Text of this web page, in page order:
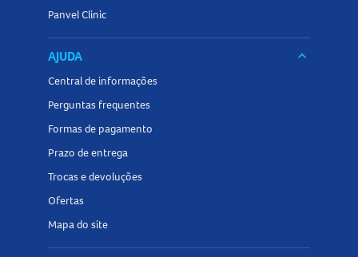
Panvel Clinic
AJUDA keyboard_arrow_down
Central de informações
Perguntas frequentes
Formas de pagamento
Prazo de entrega
Trocas e devoluções
Ofertas
Mapa do site